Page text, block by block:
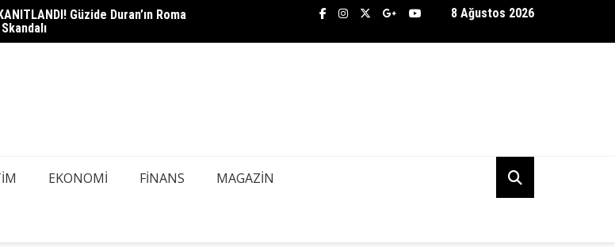
Güzide Duran’ın Roma
Savcılık Sorgusu Öncesi Gizli
Tarama
DEDEKTİFLİK BÜROSU ASENA AŞKINDA KANİ KUDU’NUN PEŞİNE DÜŞTÜ!
8 Ağustos 2026
EKONOMI FINANS MAGAZIN